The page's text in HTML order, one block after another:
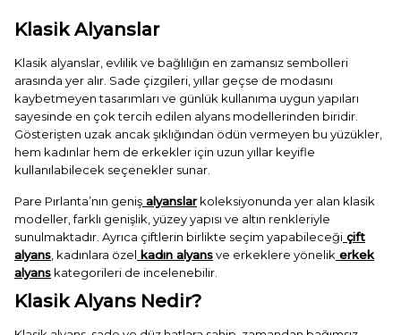
Klasik Alyanslar
Klasik alyanslar, evlilik ve bağlılığın en zamansız sembolleri
arasında yer alır. Sade çizgileri, yıllar geçse de modasını
kaybetmeyen tasarımları ve günlük kullanıma uygun yapıları
sayesinde en çok tercih edilen alyans modellerinden biridir.
Gösterişten uzak ancak şıklığından ödün vermeyen bu yüzükler,
hem kadınlar hem de erkekler için uzun yıllar keyifle
kullanılabilecek seçenekler sunar.
Pare Pırlanta’nın geniş alyanslarkoleksiyonunda yer alan klasik
modeller, farklı genişlik, yüzey yapısı ve altın renkleriyle
sunulmaktadır. Ayrıca çiftlerin birlikte seçim yapabileceği çift
alyans, kadınlara özel kadın alyansve erkeklere yönelik erkek
alyans kategorileri de incelenebilir.
Klasik Alyans Nedir?